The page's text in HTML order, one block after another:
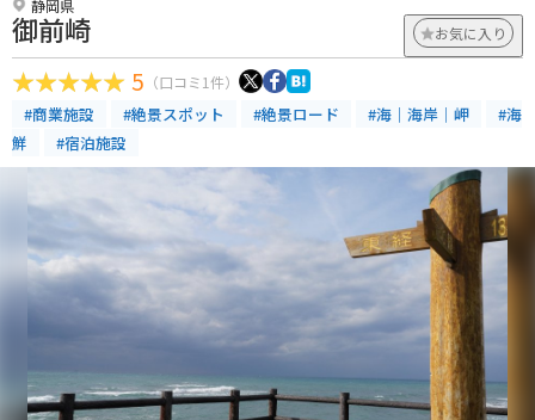
静岡県
御前崎 お気に入り
5 （口コミ1件）
#商業施設 #絶景スポット #絶景ロード #海｜海岸｜岬
#海
鮮
#宿泊施設